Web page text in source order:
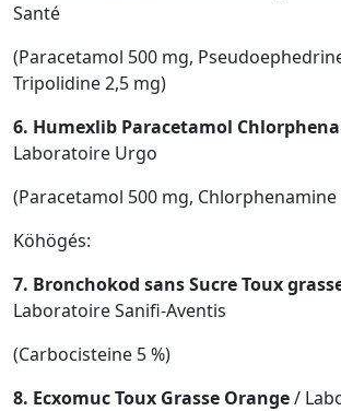
Santé
(Paracetamol 500 mg,
Tripolidine 2,5 mg)
6. Humexlib Paracetamol
Laboratoire Urgo
(Paracetamol 500 mg, Chlorphenamine
Köhögés:
7. Bronchokod sans Sucre Toux
Laboratoire Sanifi-Aventis
(Carbocisteine 5 %)
8. Ecxomuc Toux Grasse Orange/